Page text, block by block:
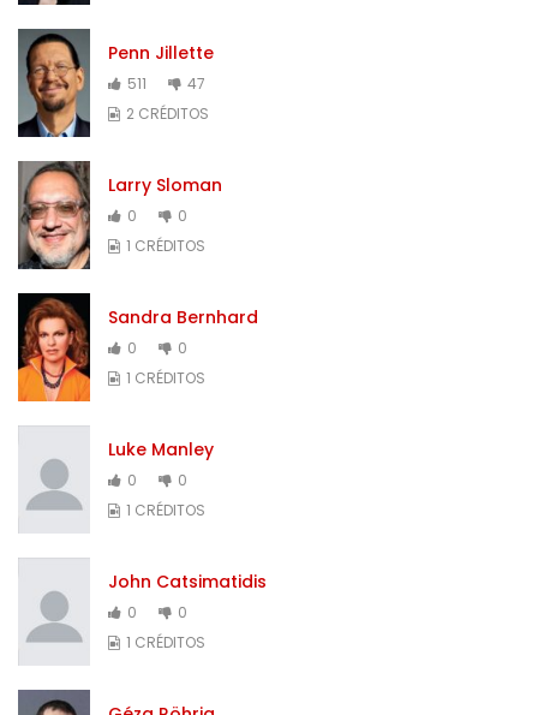
Penn Jillette
511
47
2 CRÉDITOS
Larry Sloman
0
0
1 CRÉDITOS
Sandra Bernhard
0
0
1 CRÉDITOS
Luke Manley
0
0
1 CRÉDITOS
John Catsimatidis
0
0
1 CRÉDITOS